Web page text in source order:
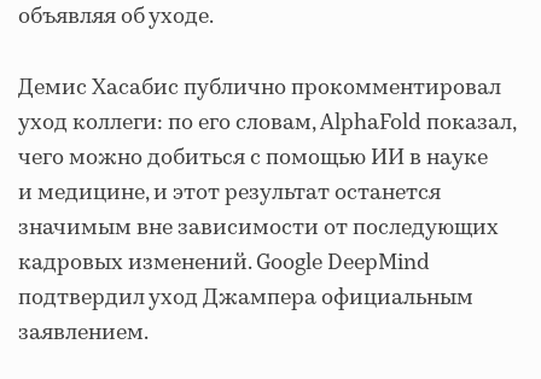
объявляя об уходе.
Демис Хасабис публично прокомментировал
уход коллеги: по его словам, AlphaFold показал,
чего можно добиться с помощью ИИ в науке
и медицине, и этот результат останется
значимым вне зависимости от последующих
кадровых изменений. Google DeepMind
подтвердил уход Джампера официальным
заявлением.